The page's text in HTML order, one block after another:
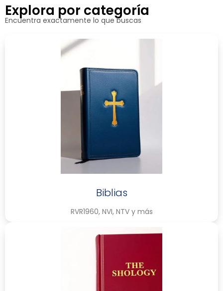
Explora por categoría
Encuentra exactamente lo que buscas
Biblias
RVR1960, NVI, NTV y más